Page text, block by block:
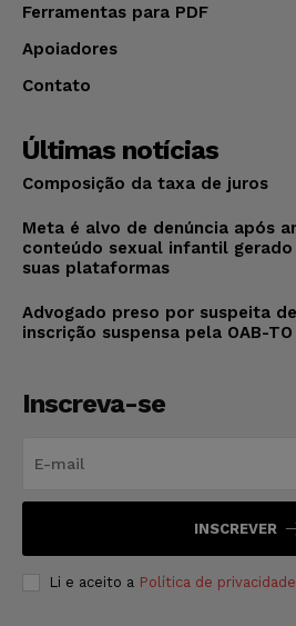
Ferramentas para PDF
Apoiadores
Contato
Últimas notícias
Composição da taxa de juros
Meta é alvo de denúncia após
conteúdo sexual infantil
suas plataformas
Advogado preso por suspeita
inscrição suspensa pela OAB-TO
Inscreva-se
INSCREVER
Li e aceito a Política de privacidade